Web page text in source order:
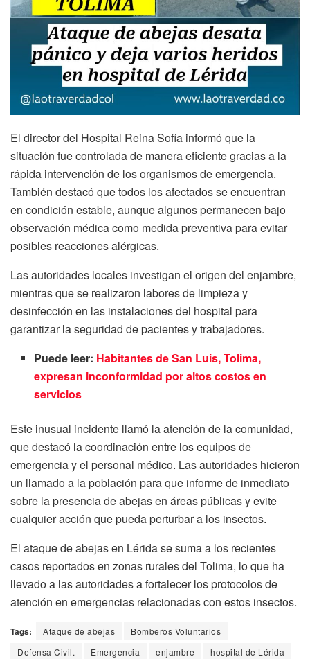
El director del Hospital Reina Sofía informó que la
situación fue controlada de manera eficiente gracias a la
rápida intervención de los organismos de emergencia.
También destacó que todos los afectados se encuentran
en condición estable, aunque algunos permanecen bajo
observación médica como medida preventiva para evitar
posibles reacciones alérgicas.
Las autoridades locales investigan el origen del enjambre,
mientras que se realizaron labores de limpieza y
desinfección en las instalaciones del hospital para
garantizar la seguridad de pacientes y trabajadores.
Puede leer: Habitantes de San Luis, Tolima,
expresan inconformidad por altos costos en
servicios
Este inusual incidente llamó la atención de la comunidad,
que destacó la coordinación entre los equipos de
emergencia y el personal médico. Las autoridades hicieron
un llamado a la población para que informe de inmediato
sobre la presencia de abejas en áreas públicas y evite
cualquier acción que pueda perturbar a los insectos.
El ataque de abejas en Lérida se suma a los recientes
casos reportados en zonas rurales del Tolima, lo que ha
llevado a las autoridades a fortalecer los protocolos de
atención en emergencias relacionadas con estos insectos.
Tags: Ataque de abejas
Bomberos Voluntarios
Defensa Civil.
Emergencia enjambre
hospital de Lérida